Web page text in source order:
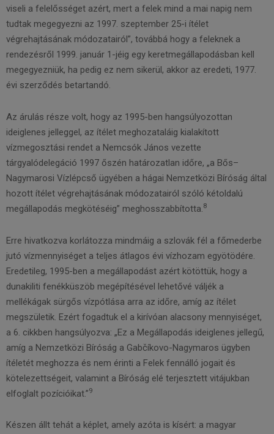
viseli a felelősséget azért, mert a felek mind a mai napig nem
tudtak megegyezni az 1997. szeptember 25-i ítélet
végrehajtásának módozatairól”, továbbá hogy a feleknek a
rendezésről 1999. január 1-jéig egy keretmegállapodásban kell
megegyezniük, ha pedig ez nem sikerül, akkor az eredeti, 1977.
évi szerződés betartandó.
Az árulás része volt, hogy az 1995-ben hangsúlyozottan
ideiglenes jelleggel, az ítélet meghozataláig kialakított
vízmegosztási rendet a Nemcsók János vezette
tárgyalódelegáció 1997 őszén határozatlan időre, „a Bős–
Nagymarosi Vízlépcső ügyében a hágai Nemzetközi Bíróság által
hozott ítélet végrehajtásának módozatairól szóló kétoldalú
megállapodás megkötéséig” meghosszabbította.8
Erre hivatkozva korlátozza mindmáig a szlovák fél a főmederbe
jutó vízmennyiséget a teljes átlagos évi vízhozam egyötödére.
Eredetileg, 1995-ben a megállapodást azért kötöttük, hogy a
dunakiliti fenékküszöb megépítésével lehetővé váljék a
mellékágak sürgős vízpótlása arra az időre, amíg az ítélet
megszületik. Ezért fogadtuk el a kirívóan alacsony mennyiséget,
a 6. cikkben hangsúlyozva: „Ez a Megállapodás ideiglenes jellegű,
amíg a Nemzetközi Bíróság a Gabčíkovo-Nagymaros ügyben
ítéletét meghozza és nem érinti a Felek fennálló jogait és
kötelezettségeit, valamint a Bíróság elé terjesztett vitájukban
elfoglalt pozícióikat.”9
Készen állt tehát a képlet, amely azóta is kísért: a magyar